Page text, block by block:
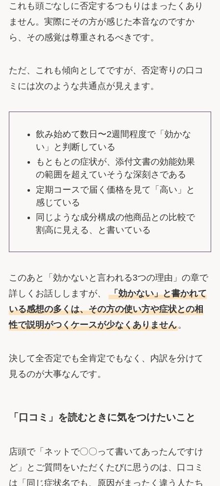
これも頭ごなしに否定するつもりはまったくあり
ません。実際にその方が感じた本音なのですか
ら、その感覚は尊重されるべきです。
ただ、これも傾向としてですが、否定寄りの口コ
ミには次のような共通点が見えます。
飲み始めて数日〜2週間程度で「効かな
い」と判断している
もともとの症状が、添付文書の効能効果
の範囲を超えていそうな深刻さである
定期コースで届く価格を見て「高い」と
感じている
同じような成分構成の他商品との比較で
割高に見える、と書いている
このあと「効かないと言われる3つの理由」の章で
詳しくお話ししますが、 「効かない」と書かれて
いる感想の多くは、その方の使い方や症状との相
性で説明がつくケースが少なくありません。
決して全否定でも全肯定でもなく、内訳を分けて
見るのが大事なんです。
「口コミ」を読むときに気をつけたいこと
店頭で「ネットで〇〇って書いてあったんですけ
ど」とご質問をいただくたびに思うのは、口コミ
は「同じ症状名でも、原因がまったく違う人たち